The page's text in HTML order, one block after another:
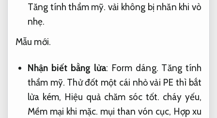
Tăng tính thẩm mỹ. vải không bị nhăn khi vò
nhẹ.
Mẫu mới.
Nhận biết bằng lửa: Form dáng. Tăng tính
thẩm mỹ. Thử đốt một cái nhỏ vải PE thì bắt
lửa kém, Hiệu quả chăm sóc tốt. cháy yếu,
Mềm mại khi mặc. mụi than vón cục, Hợp xu